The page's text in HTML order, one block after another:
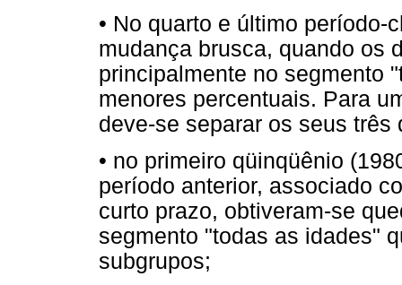
• No quarto e último período-
mudança brusca, quando os
principalmente no segmento
menores percentuais. Para
deve-se separar os seus três
• no primeiro qüinqüênio
período anterior, associado
curto prazo, obtiveram-se
segmento "todas as idades"
subgrupos;